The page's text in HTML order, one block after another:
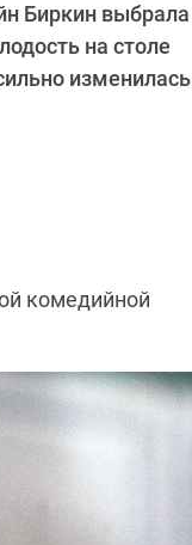
Биркин выбрала
на столе
изменилась
комедийной